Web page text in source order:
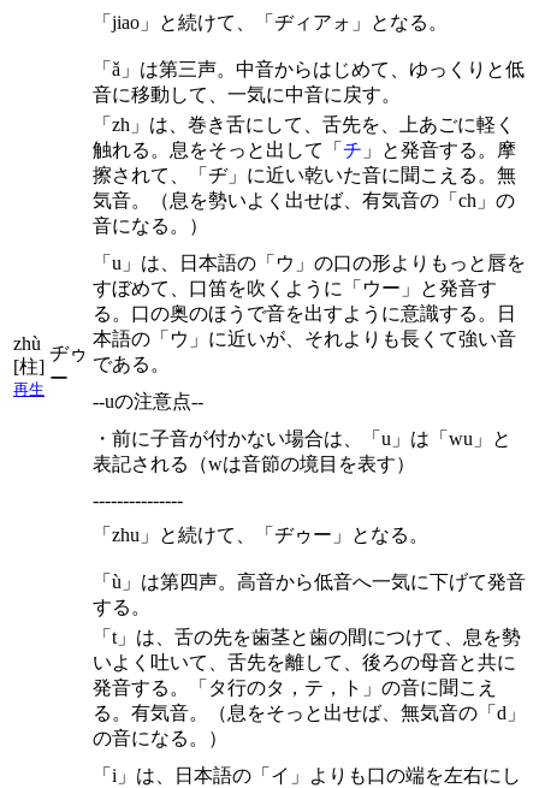
「jiao」と続けて、「ヂィアォ」となる。
「ǎ」は第三声。中音からはじめて、ゆっくりと低
音に移動して、一気に中音に戻す。
zhù
[柱]
再生
ヂゥ
ー
「zh」は、巻き舌にして、舌先を、上あごに軽く
触れる。息をそっと出して「 チ 」と発音する。摩
擦されて、「ヂ」に近い乾いた音に聞こえる。無
気音。（息を勢いよく出せば、有気音の「ch」の
音になる。）
「u」は、日本語の「ウ」の口の形よりもっと唇を
すぼめて、口笛を吹くように「ウー」と発音す
る。口の奥のほうで音を出すように意識する。日
本語の「ウ」に近いが、それよりも長くて強い音
である。
--uの注意点--
・前に子音が付かない場合は、「u」は「wu」と
表記される（wは音節の境目を表す）
---------------
「zhu」と続けて、「ヂゥー」となる。
「ù」は第四声。高音から低音へ一気に下げて発音
する。
「t」は、舌の先を歯茎と歯の間につけて、息を勢
いよく吐いて、舌先を離して、後ろの母音と共に
発音する。「タ行のタ，テ，ト」の音に聞こえ
る。有気音。（息をそっと出せば、無気音の「d」
の音になる。）
「i」は、日本語の「イ」よりも口の端を左右にし